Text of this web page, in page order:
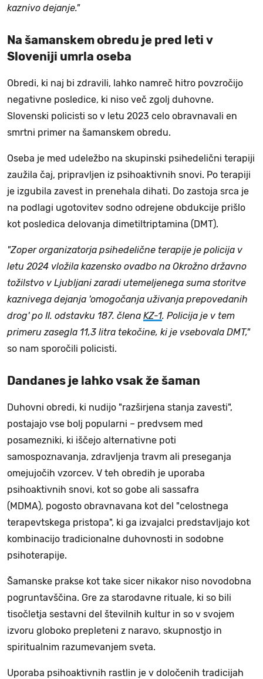
kaznivo dejanje."
Na šamanskem obredu je pred leti v
Sloveniji umrla oseba
Obredi, ki naj bi zdravili, lahko namreč hitro povzročijo
negativne posledice, ki niso več zgolj duhovne.
Slovenski policisti so v letu 2023 celo obravnavali en
smrtni primer na šamanskem obredu.
Oseba je med udeležbo na skupinski psihedelični terapiji
zaužila čaj, pripravljen iz psihoaktivnih snovi. Po terapiji
je izgubila zavest in prenehala dihati. Do zastoja srca je
na podlagi ugotovitev sodno odrejene obdukcije prišlo
kot posledica delovanja dimetiltriptamina (DMT).
"Zoper organizatorja psihedelične terapije je policija v
letu 2024 vložila kazensko ovadbo na Okrožno državno
tožilstvo v Ljubljani zaradi utemeljenega suma storitve
kaznivega dejanja 'omogočanja uživanja prepovedanih
drog' po II. odstavku 187. člena KZ-1. Policija je v tem
primeru zasegla 11,3 litra tekočine, ki je vsebovala DMT,"
so nam sporočili policisti.
Dandanes je lahko vsak že šaman
Duhovni obredi, ki nudijo "razširjena stanja zavesti",
postajajo vse bolj popularni – predvsem med
posamezniki, ki iščejo alternativne poti
samospoznavanja, zdravljenja travm ali preseganja
omejujočih vzorcev. V teh obredih je uporaba
psihoaktivnih snovi, kot so gobe ali sassafra
(MDMA), pogosto obravnavana kot del "celostnega
terapevtskega pristopa", ki ga izvajalci predstavljajo kot
kombinacijo tradicionalne duhovnosti in sodobne
psihoterapije.
Šamanske prakse kot take sicer nikakor niso novodobna
pogruntavščina. Gre za starodavne rituale, ki so bili
tisočletja sestavni del številnih kultur in so v svojem
izvoru globoko prepleteni z naravo, skupnostjo in
spiritualnim razumevanjem sveta.
Uporaba psihoaktivnih rastlin je v določenih tradicijah